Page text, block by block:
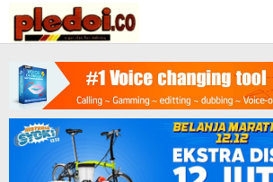
content